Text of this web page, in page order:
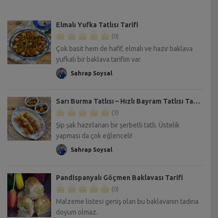
Elmalı Yufka Tatlısı Tarifi
(0)
Çok basit hem de hafif, elmalı ve hazır baklava
yufkalı bir baklava tarifim var.
Sahrap Soysal
Sarı Burma Tatlısı – Hızlı Bayram Tatlısı Tarifi
(3)
Şip şak hazırlanan bir şerbetli tatlı. Üstelik
yapması da çok eğlenceli!
Sahrap Soysal
Pandispanyalı Göçmen Baklavası Tarifi
(0)
Malzeme listesi geniş olan bu baklavanın tadına
doyum olmaz.